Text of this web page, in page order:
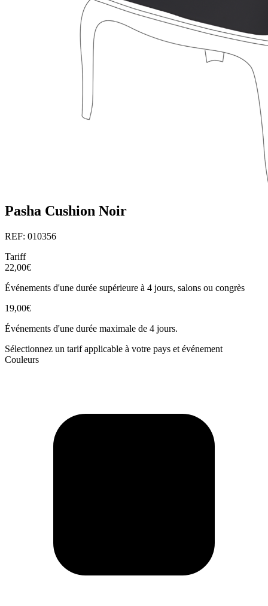
Pasha Cushion Noir
REF: 010356
Tariff
22,00€
Événements d'une durée supérieure à 4 jours, salons ou congrès
19,00€
Événements d'une durée maximale de 4 jours.
Sélectionnez un tarif applicable à votre pays et événement
Couleurs